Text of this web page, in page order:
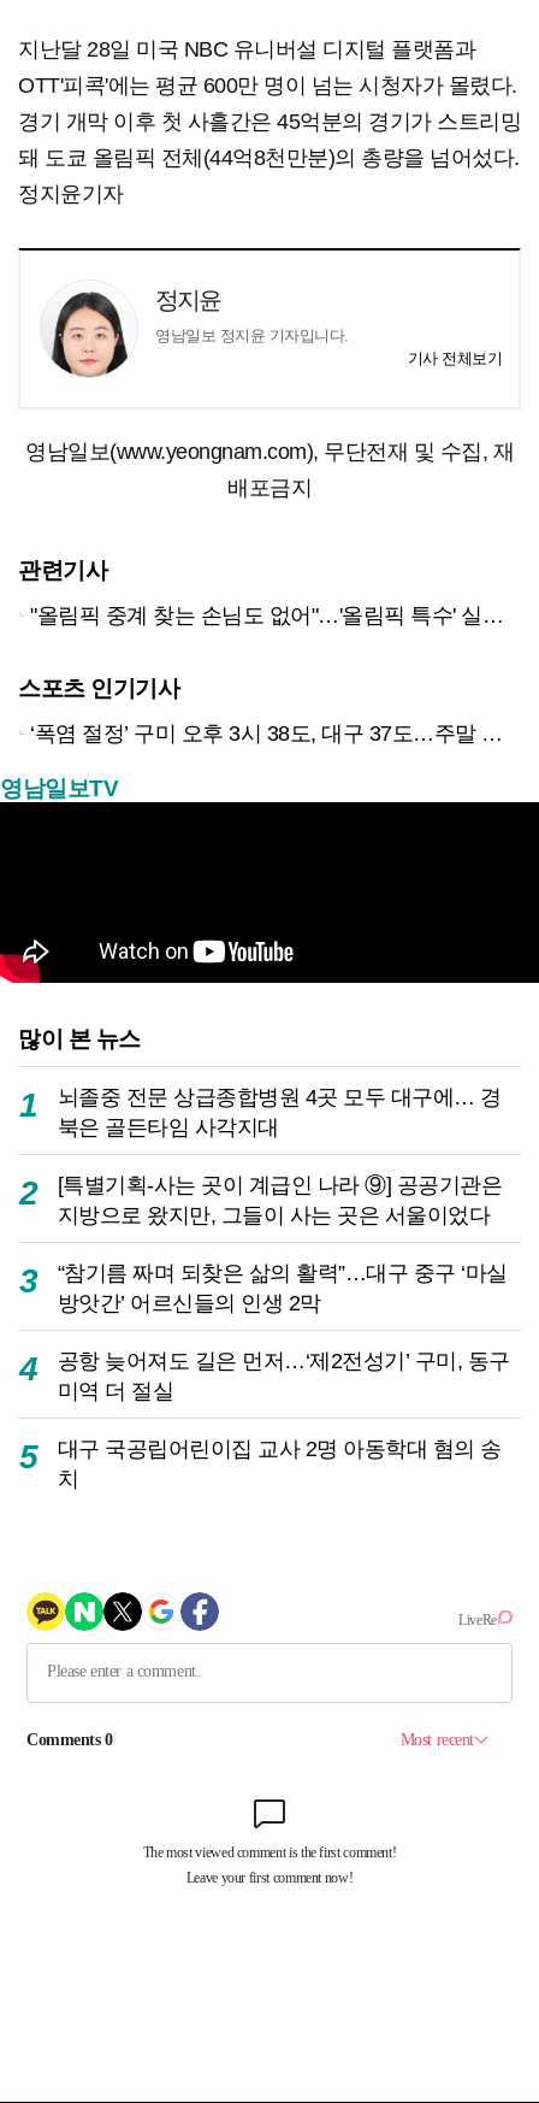
지난달 28일 미국 NBC 유니버설 디지털 플랫폼과
OTT'피콕'에는 평균 600만 명이 넘는 시청자가 몰렸다.
경기 개막 이후 첫 사흘간은 45억분의 경기가 스트리밍
돼 도쿄 올림픽 전체(44억8천만분)의 총량을 넘어섰다.
정지윤기자
정지윤
영남일보 정지윤 기자입니다.
기사 전체보기
영남일보(www.yeongnam.com), 무단전재 및 수집, 재
배포금지
관련기사
"올림픽 중계 찾는 손님도 없어"…'올림픽 특수' 실종에 대구지역 자영업자 울상
스포츠 인기기사
‘폭염 절정’ 구미 오후 3시 38도, 대구 37도…주말 한풀 꺾일까?
영남일보TV
많이 본 뉴스
1
뇌졸중 전문 상급종합병원 4곳 모두 대구에… 경
북은 골든타임 사각지대
2
[특별기획-사는 곳이 계급인 나라 ⑨] 공공기관은
지방으로 왔지만, 그들이 사는 곳은 서울이었다
3
“참기름 짜며 되찾은 삶의 활력”…대구 중구 ‘마실
방앗간’ 어르신들의 인생 2막
4
공항 늦어져도 길은 먼저…‘제2전성기’ 구미, 동구
미역 더 절실
5
대구 국공립어린이집 교사 2명 아동학대 혐의 송
치